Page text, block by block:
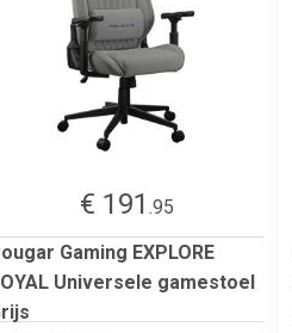
€ 191 .95
Gaming EXPLORE
Universele gamestoel